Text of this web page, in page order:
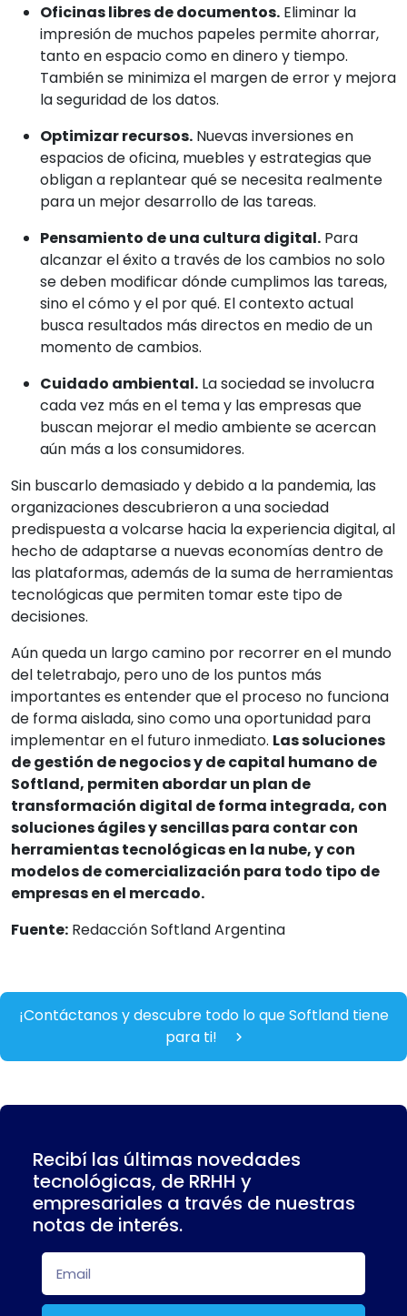
Oficinas libres de documentos. Eliminar la
impresión de muchos papeles permite ahorrar,
tanto en espacio como en dinero y tiempo.
También se minimiza el margen de error y mejora
la seguridad de los datos.
Optimizar recursos. Nuevas inversiones en
espacios de oficina, muebles y estrategias que
obligan a replantear qué se necesita realmente
para un mejor desarrollo de las tareas.
Pensamiento de una cultura digital. Para
alcanzar el éxito a través de los cambios no solo
se deben modificar dónde cumplimos las tareas,
sino el cómo y el por qué. El contexto actual
busca resultados más directos en medio de un
momento de cambios.
Cuidado ambiental. La sociedad se involucra
cada vez más en el tema y las empresas que
buscan mejorar el medio ambiente se acercan
aún más a los consumidores.
Sin buscarlo demasiado y debido a la pandemia, las
organizaciones descubrieron a una sociedad
predispuesta a volcarse hacia la experiencia digital, al
hecho de adaptarse a nuevas economías dentro de
las plataformas, además de la suma de herramientas
tecnológicas que permiten tomar este tipo de
decisiones.
Aún queda un largo camino por recorrer en el mundo
del teletrabajo, pero uno de los puntos más
importantes es entender que el proceso no funciona
de forma aislada, sino como una oportunidad para
implementar en el futuro inmediato. Las soluciones
de gestión de negocios y de capital humano de
Softland, permiten abordar un plan de
transformación digital de forma integrada, con
soluciones ágiles y sencillas para contar con
herramientas tecnológicas en la nube, y con
modelos de comercialización para todo tipo de
empresas en el mercado.
Fuente: Redacción Softland Argentina
¡Contáctanos y descubre todo lo que Softland tiene
para ti!
Recibí las últimas novedades
tecnológicas, de RRHH y
empresariales a través de nuestras
notas de interés.